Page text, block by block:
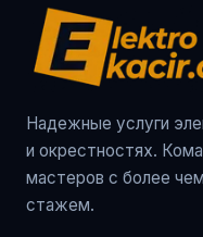
Надежные услуги
и окрестностях.
мастеров с более
стажем.